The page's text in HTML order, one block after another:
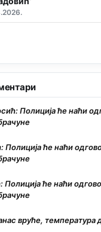
Полиција ће наћи
Полиција ће наћи
Полиција ће наћи
вруће, температура